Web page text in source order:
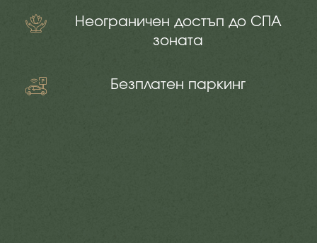
Неограничен достъп до СПА
зоната
Безплатен паркинг